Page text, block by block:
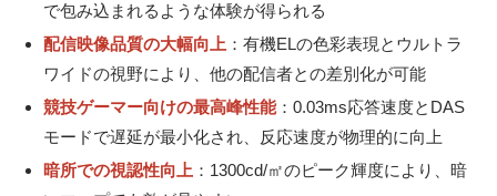
で包み込まれるような体験が得られる
配信映像品質の大幅向上 ：有機ELの色彩表現とウルトラ
ワイドの視野により、他の配信者との差別化が可能
競技ゲーマー向けの最高峰性能：0.03ms応答速度とDAS
モードで遅延が最小化され、反応速度が物理的に向上
暗所での視認性向上 ：1300cd/㎡のピーク輝度により、暗